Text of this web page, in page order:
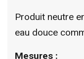
Produit neutre
eau douce
Mesures :